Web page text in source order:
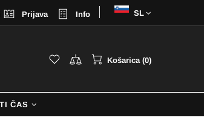
Prijava Info
Izberi
Košarica (0)
ČAS